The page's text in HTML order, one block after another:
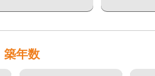
築年数